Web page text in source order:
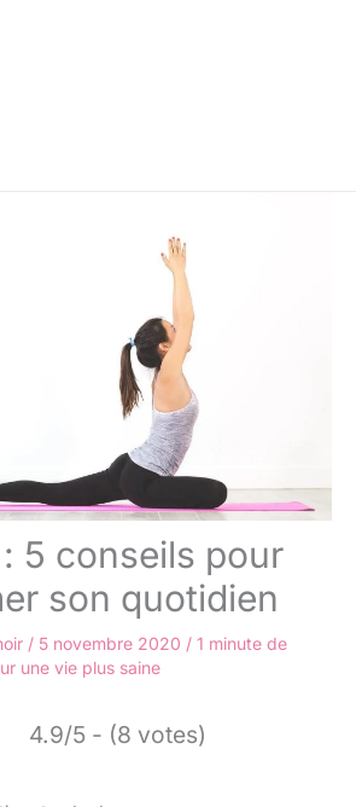
5 conseils pour
son quotidien
/ 5 novembre 2020 / 1 minute de
une vie plus saine
4.9/5 - (8 votes)